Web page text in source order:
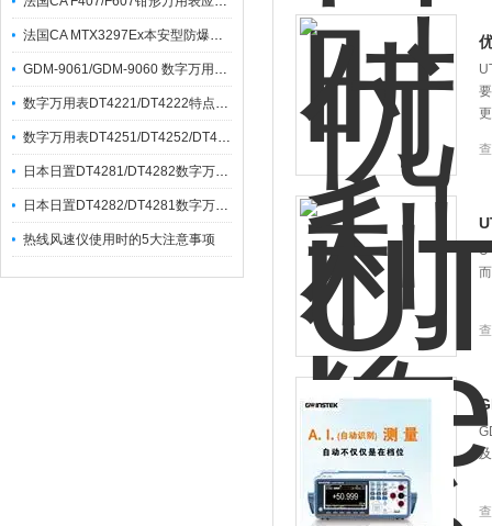
法国CA MTX3297Ex本安型防爆万用表上市通知
GDM-9061/GDM-9060 数字万用表上市通知
数字万用表DT4221/DT4222特点和应用
数字万用表DT4251/DT4252/DT4253特点和应用
日本日置DT4281/DT4282数字万用表主要特点和应用
日本日置DT4282/DT4281数字万用表上市通知
热线风速仪使用时的5大注意事项